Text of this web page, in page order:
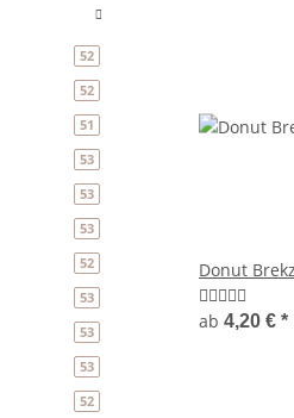
Donut
ab 4,20 € *
52Artikel gefunden
52Artikel gefunden
51Artikel gefunden
53Artikel gefunden
53Artikel gefunden
53Artikel gefunden
52Artikel gefunden
53Artikel gefunden
53Artikel gefunden
53Artikel gefunden
52Artikel gefunden